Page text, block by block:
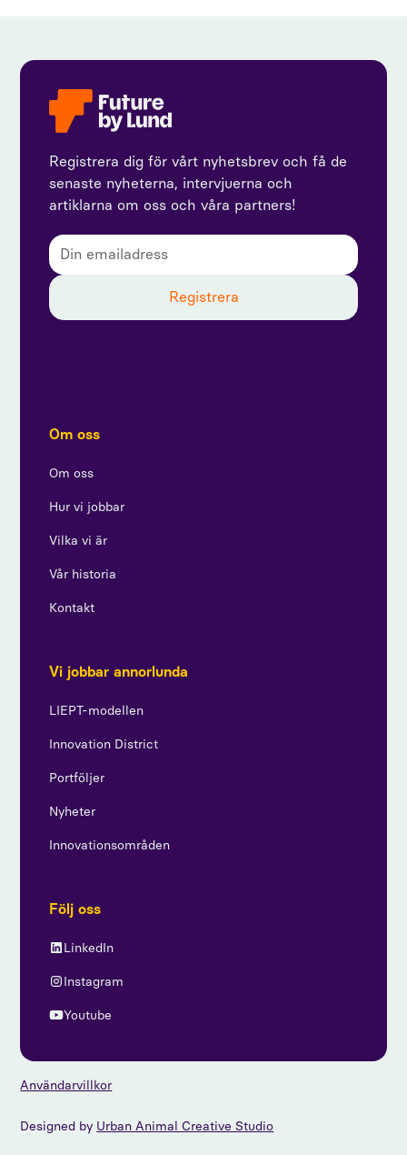
Registrera dig för vårt nyhetsbrev och få de
senaste nyheterna, intervjuerna och
artiklarna om oss och våra partners!
Om oss
Om oss
Hur vi jobbar
Vilka vi är
Vår historia
Kontakt
Vi jobbar annorlunda
LIEPT-modellen
Innovation District
Portföljer
Nyheter
Innovationsområden
Följ oss
LinkedIn
Instagram
Youtube
Designed by Urban Animal Creative Studio
Användarvillkor